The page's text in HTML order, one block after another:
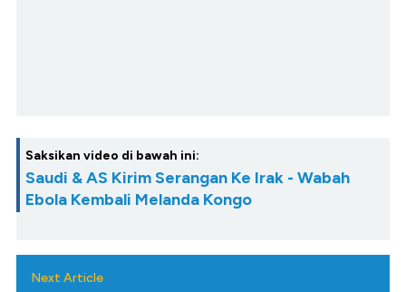
Saksikan video di bawah ini:
Saudi & AS Kirim Serangan Ke Irak - Wabah
Ebola Kembali Melanda Kongo
Next Article